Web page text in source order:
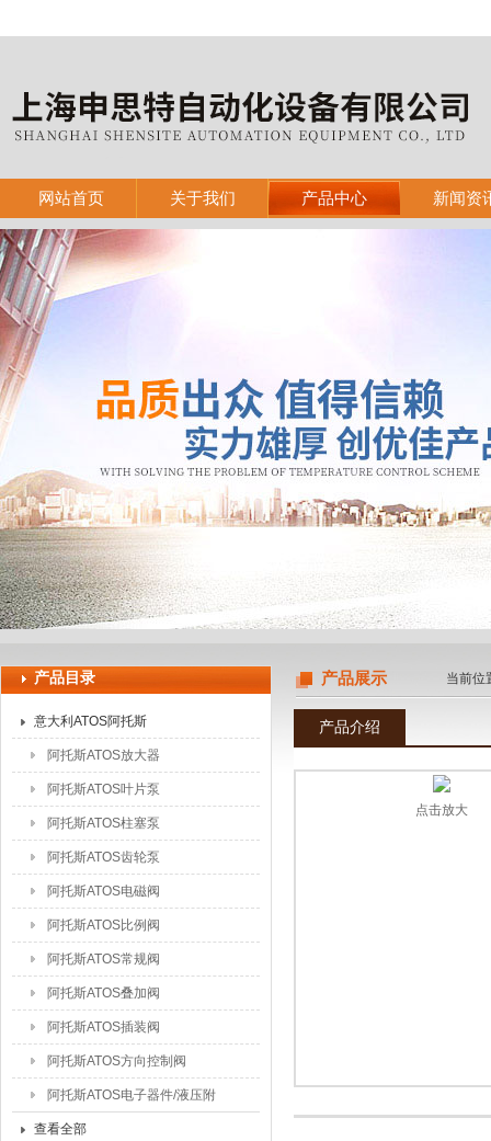
上海申思特自动化设备有限公司
网站首页 关于我们 产品中心 新闻资
产品目录
意大利ATOS阿托斯
阿托斯ATOS放大器
阿托斯ATOS叶片泵
阿托斯ATOS柱塞泵
阿托斯ATOS齿轮泵
阿托斯ATOS电磁阀
阿托斯ATOS比例阀
阿托斯ATOS常规阀
阿托斯ATOS叠加阀
阿托斯ATOS插装阀
阿托斯ATOS方向控制阀
阿托斯ATOS电子器件/液压附
件
查看全部
产品展示 当前位
产品介绍
点击放大